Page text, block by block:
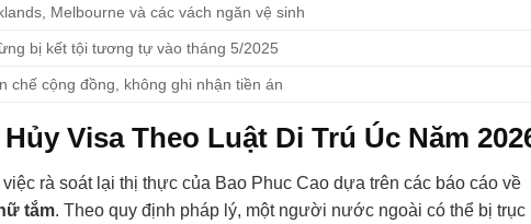
Melbourne và các vách ngăn vệ sinh
bị kết tội tương tự vào tháng 5/2025
chế cộng đồng, không ghi nhận tiền án
Visa Theo Luật Di Trú Úc Năm
rà soát lại thị thực của Bao Phuc Cao dựa trên các báo cáo về
tắm. Theo quy định pháp lý, một người nước ngoài có thể bị trục